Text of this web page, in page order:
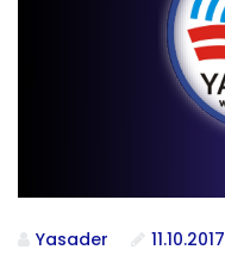
Yasader 11.10.2017